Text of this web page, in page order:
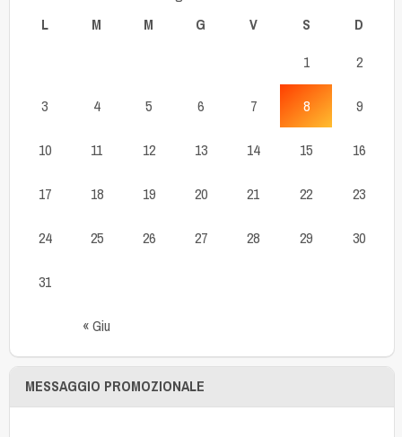
L
M M G V S D
« Giu
1 2
3 4 5 6 7 8 9
10 11 12 13 14 15 16
17 18 19 20 21 22 23
24 25 26 27 28 29 30
31
MESSAGGIO PROMOZIONALE